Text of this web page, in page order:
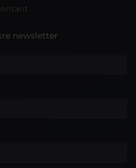
newsletter